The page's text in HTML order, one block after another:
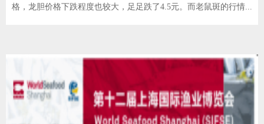
格，龙胆价格下跌程度也较大，足足跌了4.5元。而老鼠斑的行情...